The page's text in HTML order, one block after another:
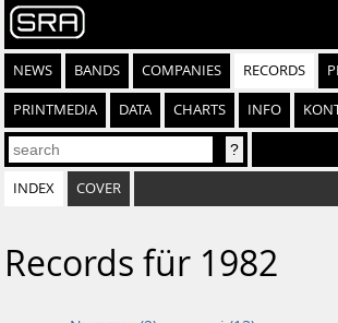
NEWS BANDS COMPANIES RECORDS
PRINTMEDIA DATA CHARTS INFO
INDEX COVER
Records für 1982